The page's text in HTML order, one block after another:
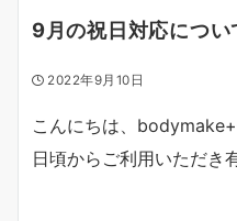
9月の祝日対応につい
2022年9月10日
こんにちは、
日頃からご利用いただき